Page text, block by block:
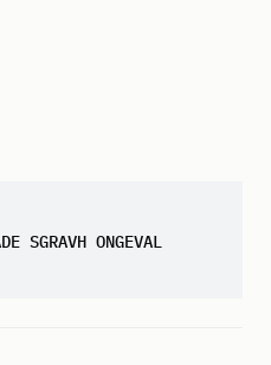
SGRAVH ONGEVAL